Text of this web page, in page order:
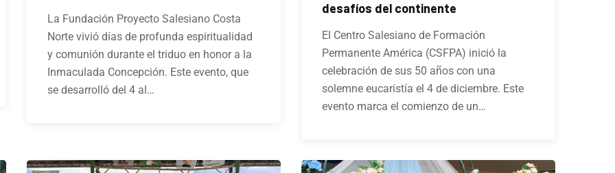
La Fundación Proyecto Salesiano Costa
Norte vivió días de profunda espiritualidad
y comunión durante el triduo en honor a la
Inmaculada Concepción. Este evento, que
se desarrolló del 4 al…
desafíos del continente
El Centro Salesiano de Formación
Permanente América (CSFPA) inició la
celebración de sus 50 años con una
solemne eucaristía el 4 de diciembre. Este
evento marca el comienzo de un…